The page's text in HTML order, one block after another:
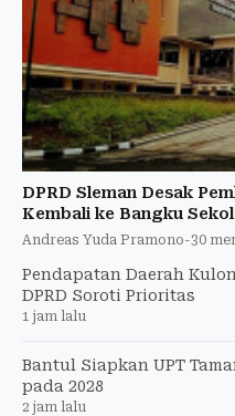
DPRD Sleman Desak
Kembali ke Bangku
Andreas Yuda Pramono-30
Pendapatan Daerah
DPRD Soroti Prioritas
1 jam lalu
Bantul Siapkan UPT
pada 2028
2 jam lalu